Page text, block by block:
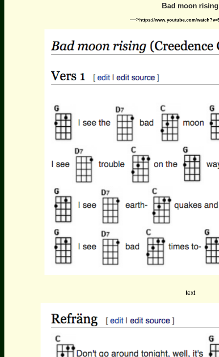
Bad moon rising
—>https://www.youtube.com/
text